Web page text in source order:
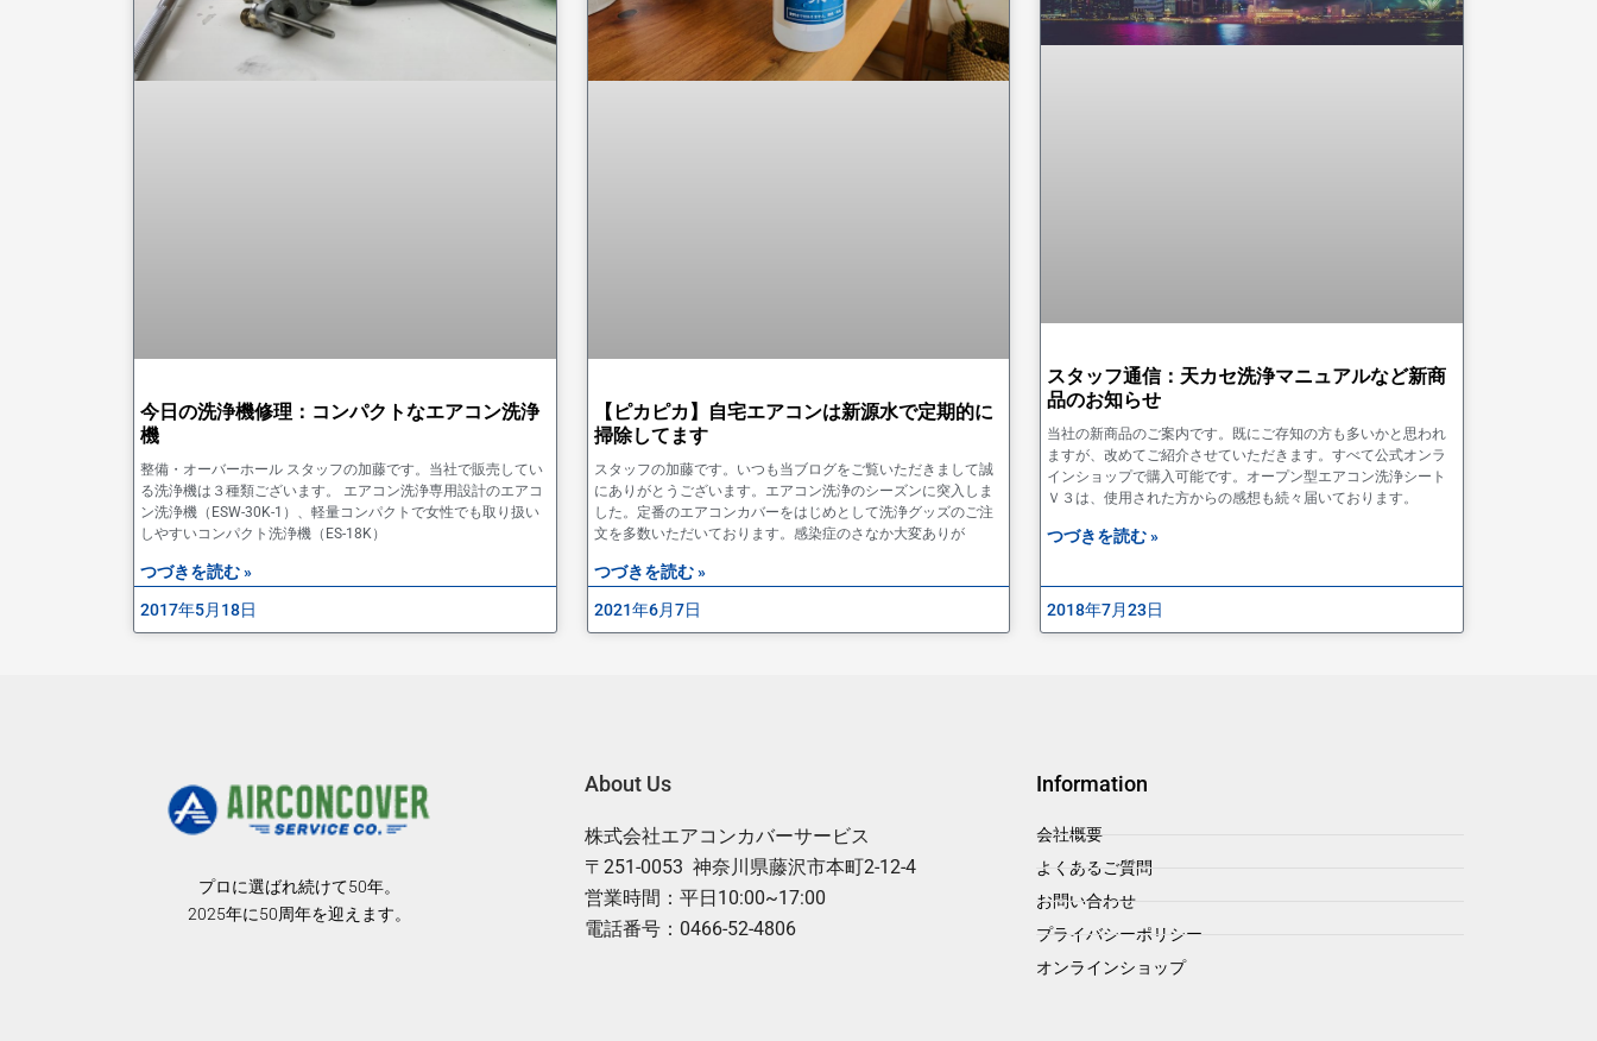
今日の洗浄機修理：コンパクトなエアコン洗浄
機
整備・オーバーホール スタッフの加藤です。当社で販売してい
る洗浄機は３種類ございます。 エアコン洗浄専用設計のエアコ
ン洗浄機（ESW-30K-1）、軽量コンパクトで女性でも取り扱い
しやすいコンパクト洗浄機（ES-18K）
つづきを読む »
2017年5月18日
【ピカピカ】自宅エアコンは新源水で定期的に
掃除してます
スタッフの加藤です。いつも当ブログをご覧いただきまして誠
にありがとうございます。エアコン洗浄のシーズンに突入しま
した。定番のエアコンカバーをはじめとして洗浄グッズのご注
文を多数いただいております。感染症のさなか大変ありが
つづきを読む »
2021年6月7日
スタッフ通信：天カセ洗浄マニュアルなど新商
品のお知らせ
当社の新商品のご案内です。既にご存知の方も多いかと思われ
ますが、改めてご紹介させていただきます。すべて公式オンラ
インショップで購入可能です。オープン型エアコン洗浄シート
Ｖ３は、使用された方からの感想も続々届いております。
つづきを読む »
2018年7月23日
プロに選ばれ続けて50年。
2025年に50周年を迎えます。
About Us
株式会社エアコンカバーサービス
〒251-0053 神奈川県藤沢市本町2-12-4
営業時間：平日10:00~17:00
電話番号：0466-52-4806
Information
会社概要
よくあるご質問
お問い合わせ
プライバシーポリシー
オンラインショップ